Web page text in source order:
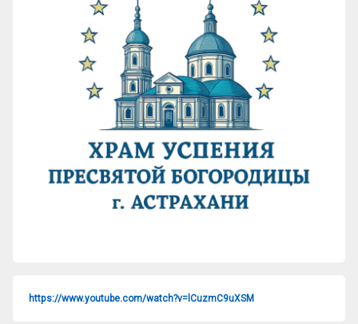
https://www.youtube.com/watch?v=lCuzmC9uXSM